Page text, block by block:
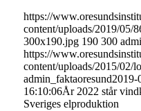
https://
content/uploads/2019/05/
300x190.jpg 190 300
https://
content/uploads/2015/02/
admin_faktaoresund2019-
16:10:06År 2022 står
Sveriges elproduktion